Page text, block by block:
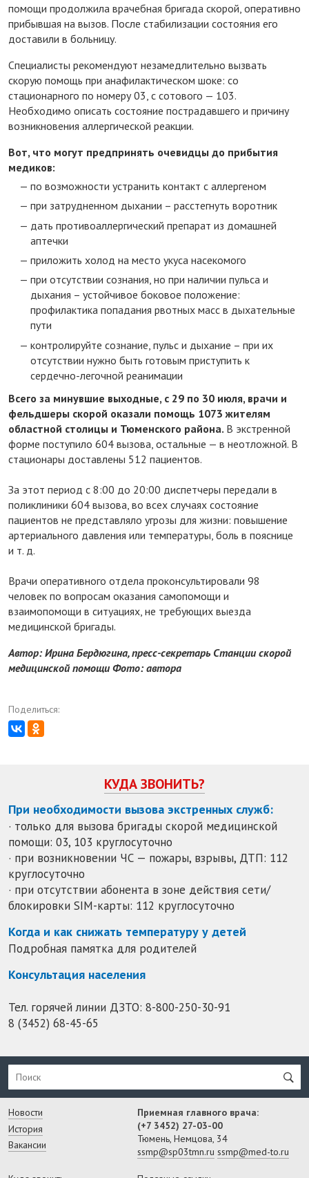
помощи продолжила врачебная бригада скорой, оперативно
прибывшая на вызов. После стабилизации состояния его
доставили в больницу.
Специалисты рекомендуют незамедлительно вызвать
скорую помощь при анафилактическом шоке: со
стационарного по номеру 03, с сотового — 103.
Необходимо описать состояние пострадавшего и причину
возникновения аллергической реакции.
Вот, что могут предпринять очевидцы до прибытия
медиков:
по возможности устранить контакт с аллергеном
при затрудненном дыхании – расстегнуть воротник
дать противоаллергический препарат из домашней
аптечки
приложить холод на место укуса насекомого
при отсутствии сознания, но при наличии пульса и
дыхания – устойчивое боковое положение:
профилактика попадания рвотных масс в дыхательные
пути
контролируйте сознание, пульс и дыхание – при их
отсутствии нужно быть готовым приступить к
сердечно-легочной реанимации
Всего за минувшие выходные, с 29 по 30 июля, врачи и
фельдшеры скорой оказали помощь 1073 жителям
областной столицы и Тюменского района. В экстренной
форме поступило 604 вызова, остальные — в неотложной. В
стационары доставлены 512 пациентов.
За этот период с 8:00 до 20:00 диспетчеры передали в
поликлиники 604 вызова, во всех случаях состояние
пациентов не представляло угрозы для жизни: повышение
артериального давления или температуры, боль в пояснице
и т. д.
Врачи оперативного отдела проконсультировали 98
человек по вопросам оказания самопомощи и
взаимопомощи в ситуациях, не требующих выезда
медицинской бригады.
Автор: Ирина Бердюгина, пресс-секретарь Станции скорой
медицинской помощи Фото: автора
Поделиться:
КУДА ЗВОНИТЬ?
При необходимости вызова экстренных служб:
· только для вызова бригады скорой медицинской
помощи: 03, 103 круглосуточно
· при возникновении ЧС — пожары, взрывы, ДТП: 112
круглосуточно
· при отсутствии абонента в зоне действия сети/
блокировки SIM-карты: 112 круглосуточно
Когда и как снижать температуру у детей
Подробная памятка для родителей
Консультация населения
Тел. горячей линии ДЗТО: 8-800-250-30-91
8 (3452) 68-45-65
Новости
История
Вакансии
Приемная главного врача:
(+7 3452) 27-03-00
Тюмень, Немцова, 34
ssmp@sp03tmn.ru ssmp@med-to.ru